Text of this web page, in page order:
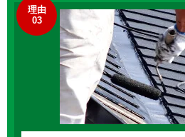
理由
03